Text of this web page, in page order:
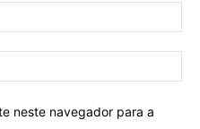
neste navegador para a